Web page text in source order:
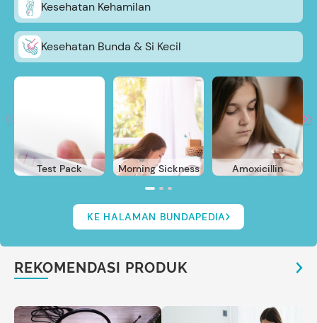
Kesehatan Kehamilan
Kesehatan Bunda & Si Kecil
Test Pack Morning Sickness Amoxicillin
KE HALAMAN BUNDAPEDIA
REKOMENDASI PRODUK